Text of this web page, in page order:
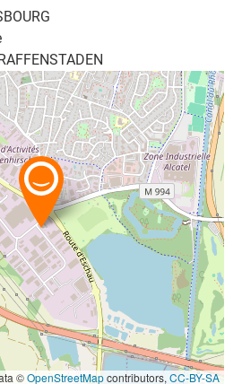
©OpenStreetMapcontributors, CC-BY-SA